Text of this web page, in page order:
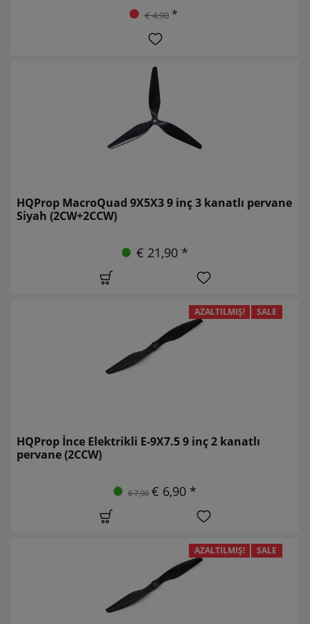
€ 4,90*
HQProp MacroQuad 9X5X3 9 inç 3 kanatlı pervane
Siyah (2CW+2CCW)
€ 21,90 *
AZALTILMIŞ! SALE
HQProp İnce Elektrikli E-9X7.5 9 inç 2 kanatlı
pervane (2CCW)
€ 7,90 € 6,90 *
AZALTILMIŞ! SALE